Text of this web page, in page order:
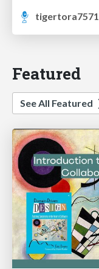
tigertora7571
Featured
See All Featured